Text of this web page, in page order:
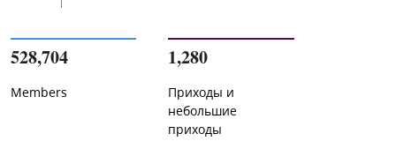
528,704
Members
1,280
Приходы и
небольшие
приходы